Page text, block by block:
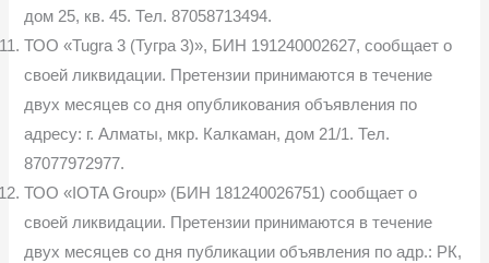
дом 25, кв. 45. Тел. 87058713494.
ТОО «Tugra 3 (Тугра 3)», БИН 191240002627, сообщает о
своей ликвидации. Претензии принимаются в течение
двух месяцев со дня опубликования объявления по
адресу: г. Алматы, мкр. Калкаман, дом 21/1. Тел.
87077972977.
ТОО «IOTA Group» (БИН 181240026751) сообщает о
своей ликвидации. Претензии принимаются в течение
двух месяцев со дня публикации объявления по адр.: РК,